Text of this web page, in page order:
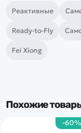
Реактивные
Ready-to-Fly
Fei Xiong
Похожие
-60%